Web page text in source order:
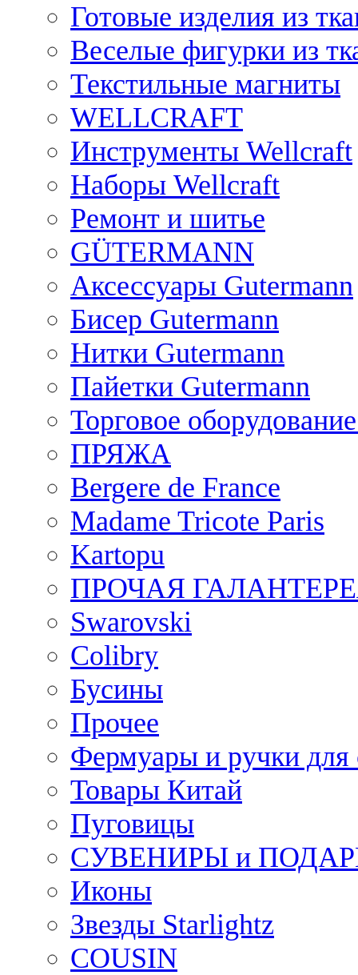
Готовые изделия из
Веселые фигурки из
Текстильные магниты
WELLCRAFT
Инструменты Wellcraft
Наборы Wellcraft
Ремонт и шитье
GÜTERMANN
Аксессуары Gutermann
Бисер Gutermann
Нитки Gutermann
Пайетки Gutermann
Торговое
ПРЯЖА
Bergere de France
Madame Tricote Paris
Kartopu
ПРОЧАЯ
Swarovski
Colibry
Бусины
Прочее
Фермуары и ручки для
Товары Китай
Пуговицы
СУВЕНИРЫ и
Иконы
Звезды Starlightz
COUSIN